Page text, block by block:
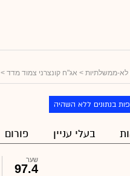
לא-ממשלתיות > אג"ח קונצרני צמוד מדד >
בנתונים ללא השהיה
בעלי עניין פורום
שער
97.4